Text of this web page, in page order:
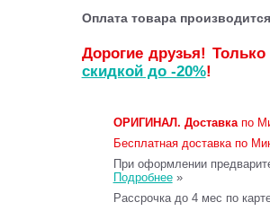
Оплата товара
Дорогие друзья! Только
скидкой до -20%!
ОРИГИНАЛ. Доставкапо
Бесплатная доставка по
При оформлении
Подробнее»
Рассрочка до 4 мес по